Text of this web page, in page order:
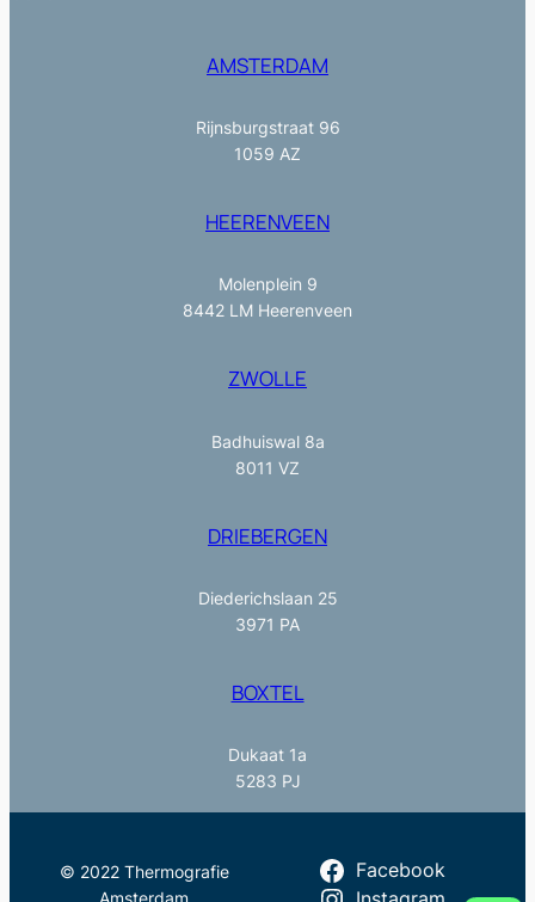
AMSTERDAM
Rijnsburgstraat 96
1059 AZ
HEERENVEEN
Molenplein 9
8442 LM Heerenveen
ZWOLLE
Badhuiswal 8a
8011 VZ
DRIEBERGEN
Diederichslaan 25
3971 PA
BOXTEL
Dukaat 1a
5283 PJ
© 2022 Thermografie
Facebook